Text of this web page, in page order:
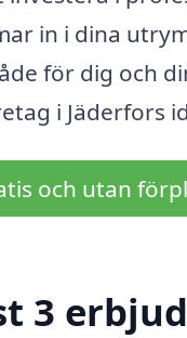
in i dina
för dig och
i Jäderfors
och utan
3